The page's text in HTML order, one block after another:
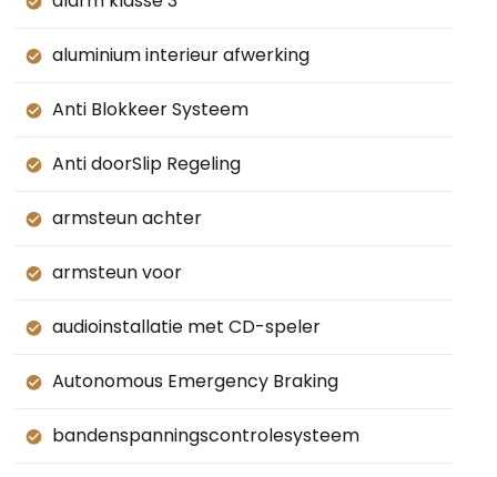
aluminium interieur afwerking
Anti Blokkeer Systeem
Anti doorSlip Regeling
armsteun achter
armsteun voor
audioinstallatie met CD-speler
Autonomous Emergency Braking
bandenspanningscontrolesysteem